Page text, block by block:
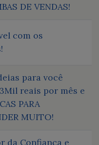
DE VENDAS!
com os
para você
reais por mês e
PARA
MUITO!
da Confiança e